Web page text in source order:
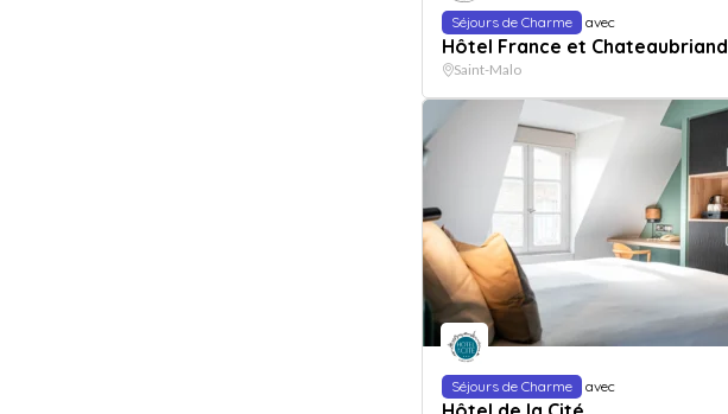
Séjours de Charme avec
Hôtel France et Chateaubriand
Saint-Malo
Séjours de Charme avec